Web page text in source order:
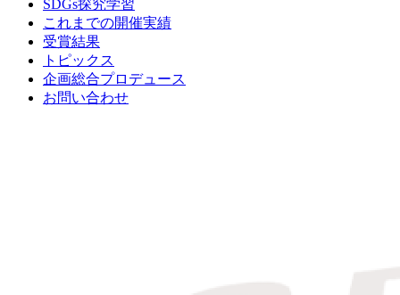
SDGs探究学習
これまでの開催実績
受賞結果
トピックス
企画総合プロデュース
お問い合わせ